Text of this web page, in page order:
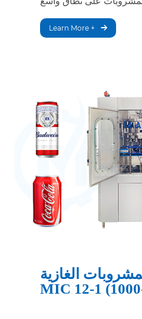
Learn More +
الغازية
MIC 12-1